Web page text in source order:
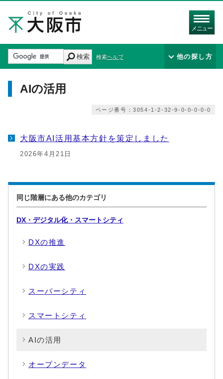
メニュー
検索 検索ヘルプ 他の探し方
AIの活用
ページ番号：3054-1-2-32-9-0-0-0-0-0
大阪市AI活用基本方針を策定しました
2026年4月21日
同じ階層にある他のカテゴリ
DX・デジタル化・スマートシティ
DXの推進
DXの実践
スーパーシティ
スマートシティ
AIの活用
オープンデータ